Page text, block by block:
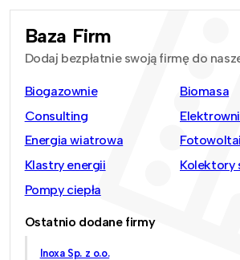
Baza Firm
Dodaj bezpłatnie swoją firmę do
Biogazownie
Biomasa
Consulting
Energia wiatrowa
Klastry energii
Kolektory
Pompy ciepła
Ostatnio dodane firmy
Inoxa Sp. z o.o.